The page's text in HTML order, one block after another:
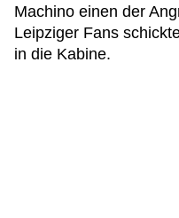
Machino einen der
Leipziger Fans
in die Kabine.